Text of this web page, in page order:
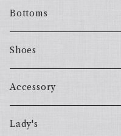
Bottoms
Shoes
Accessory
Lady's